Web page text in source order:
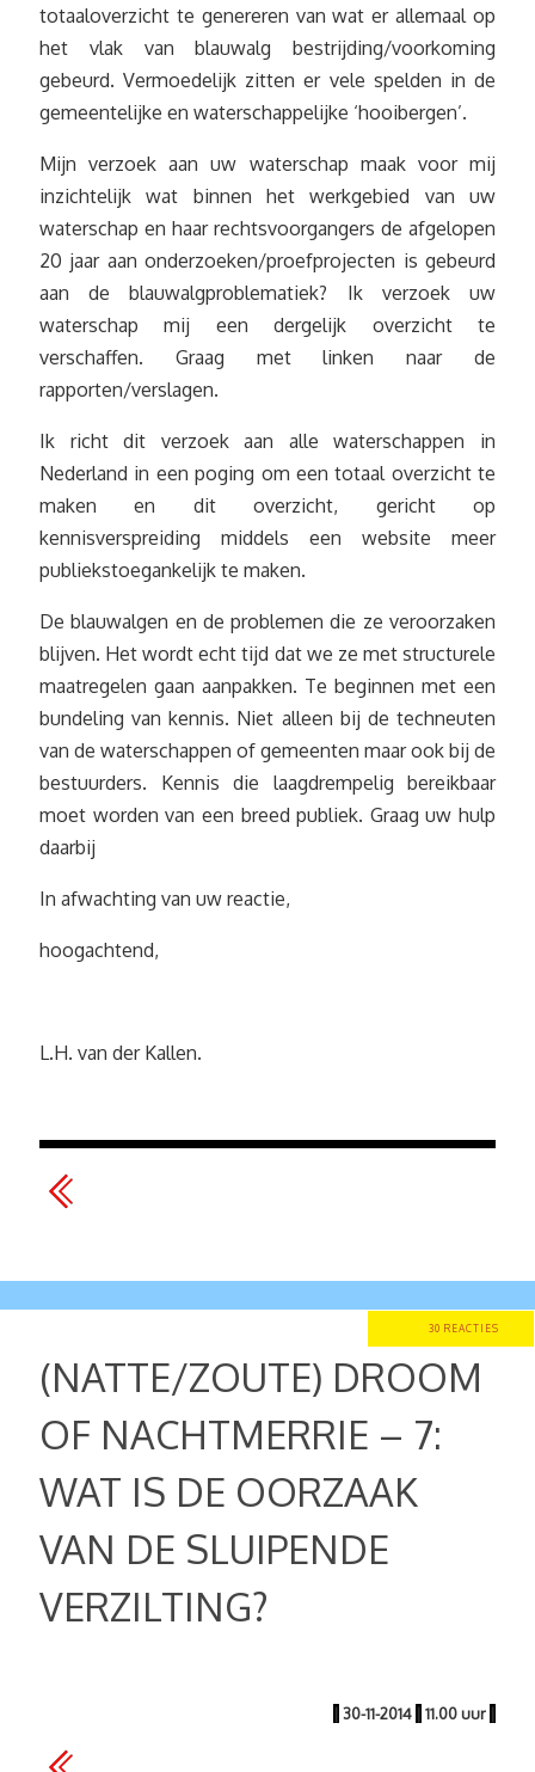
totaaloverzicht te genereren van wat er allemaal op
het vlak van blauwalg bestrijding/voorkoming
gebeurd. Vermoedelijk zitten er vele spelden in de
gemeentelijke en waterschappelijke ‘hooibergen’.
Mijn verzoek aan uw waterschap maak voor mij
inzichtelijk wat binnen het werkgebied van uw
waterschap en haar rechtsvoorgangers de afgelopen
20 jaar aan onderzoeken/proefprojecten is gebeurd
aan de blauwalgproblematiek? Ik verzoek uw
waterschap mij een dergelijk overzicht te
verschaffen. Graag met linken naar de
rapporten/verslagen.
Ik richt dit verzoek aan alle waterschappen in
Nederland in een poging om een totaal overzicht te
maken en dit overzicht, gericht op
kennisverspreiding middels een website meer
publiekstoegankelijk te maken.
De blauwalgen en de problemen die ze veroorzaken
blijven. Het wordt echt tijd dat we ze met structurele
maatregelen gaan aanpakken. Te beginnen met een
bundeling van kennis. Niet alleen bij de techneuten
van de waterschappen of gemeenten maar ook bij de
bestuurders. Kennis die laagdrempelig bereikbaar
moet worden van een breed publiek. Graag uw hulp
daarbij
In afwachting van uw reactie,
hoogachtend,
L.H. van der Kallen.
30 REACTIES
(NATTE/ZOUTE) DROOM
OF NACHTMERRIE – 7:
WAT IS DE OORZAAK
VAN DE SLUIPENDE
VERZILTING?
| 30-11-2014 | 11.00 uur |